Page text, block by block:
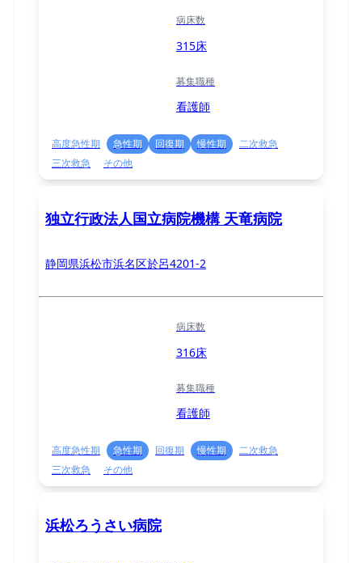
病床数
315床
募集職種
看護師
高度急性期 急性期 回復期 慢性期
二次救急
三次救急
その他
独立行政法人国立病院機構 天竜病院
静岡県浜松市浜名区於呂4201-2
病床数
316床
募集職種
看護師
高度急性期 急性期 回復期 慢性期
二次救急
三次救急
その他
浜松ろうさい病院